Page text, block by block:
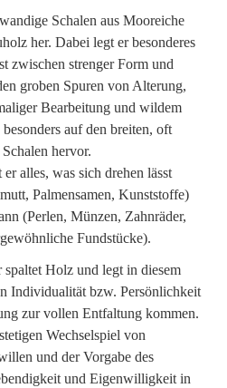
Schalen aus Mooreiche
her. Dabei legt er besonderes
zwischen strenger Form und
groben Spuren von Alterung,
Bearbeitung und wildem
auf den breiten, oft
hervor.
alles, was sich drehen lässt
Palmensamen, Kunststoffe)
(Perlen, Münzen, Zahnräder,
Fundstücke).
Holz und legt in diesem
Individualität bzw. Persönlichkeit
zur vollen Entfaltung kommen.
Wechselspiel von
und der Vorgabe des
und Eigenwilligkeit in